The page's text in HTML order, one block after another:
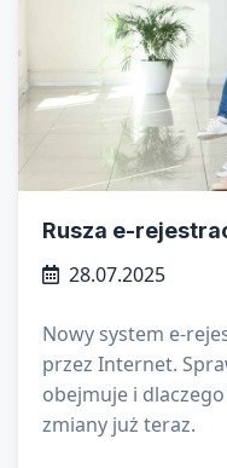
Rusza e-
28.07.2025
Nowy system e-
przez Internet.
obejmuje i
zmiany już teraz.